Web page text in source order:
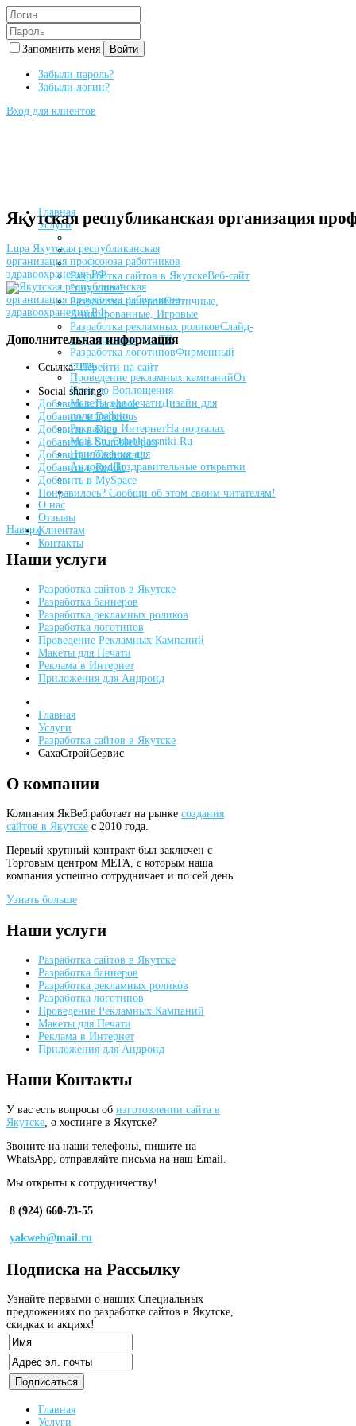
Запомнить меня Войти
Забыли пароль?
Забыли логин?
Вход для клиентов
Главная
Услуги
Разработка сайтов в ЯкутскеВеб-сайт
"под ключ"
Разработка банеровСтатичные,
Анимированные, Игровые
Разработка рекламных роликовСлайд-
шоу и ролики для ТВ
Разработка логотиповФирменный
стиль
Проведение рекламных кампанийОт
Идеи до Воплощения
Макеты для печатиДизайн для
полиграфии
Реклама в ИнтернетНа порталах
Mail.Ru, Odnoklassniki.Ru
Приложения для
АндроидПоздравительные открытки
О нас
Отзывы
Клиентам
Контакты
Якутская республиканская организация
Lupa Якутская республиканская
организация профсоюза работников
здравоохранения РФ
Дополнительная информация
Ссылка: Перейти на сайт
Social sharing:
Добавить в Facebook
Добавить в Delicious
Добавить в Digg
Добавить в StumbleUpon
Добавить в Technorati
Добавить в Reddit
Добавить в MySpace
Понравилось? Сообщи об этом своим читателям!
Наверх
Наши услуги
Разработка сайтов в Якутске
Разработка баннеров
Разработка рекламных роликов
Разработка логотипов
Проведение Рекламных Кампаний
Макеты для Печати
Реклама в Интернет
Приложения для Андроид
Главная
Услуги
Разработка сайтов в Якутске
СахаСтройСервис
О компании
Компания ЯкВеб работает на рынке создания
сайтов в Якутске с 2010 года.
Первый крупный контракт был заключен с
Торговым центром МЕГА, с которым наша
компания успешно сотрудничает и по сей день.
Узнать больше
Наши услуги
Разработка сайтов в Якутске
Разработка баннеров
Разработка рекламных роликов
Разработка логотипов
Проведение Рекламных Кампаний
Макеты для Печати
Реклама в Интернет
Приложения для Андроид
Наши Контакты
У вас есть вопросы об изготовлении сайта в
Якутске , о хостинге в Якутске?
Звоните на наши телефоны, пишите на
WhatsApp, отправляйте письма на наш Email.
Мы открыты к сотрудничеству!
8 (924) 660-73-55
yakweb@mail.ru
Подписка на Рассылку
Узнайте первыми о наших Специальных
предложениях по разработке сайтов в Якутске,
скидках и акциях!
Главная
Услуги